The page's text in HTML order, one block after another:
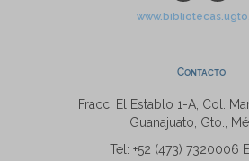
Contacto
Fracc. El Establo 1-A, Col.
Guanajuato, Gto.,
Tel: +52 (473) 7320006